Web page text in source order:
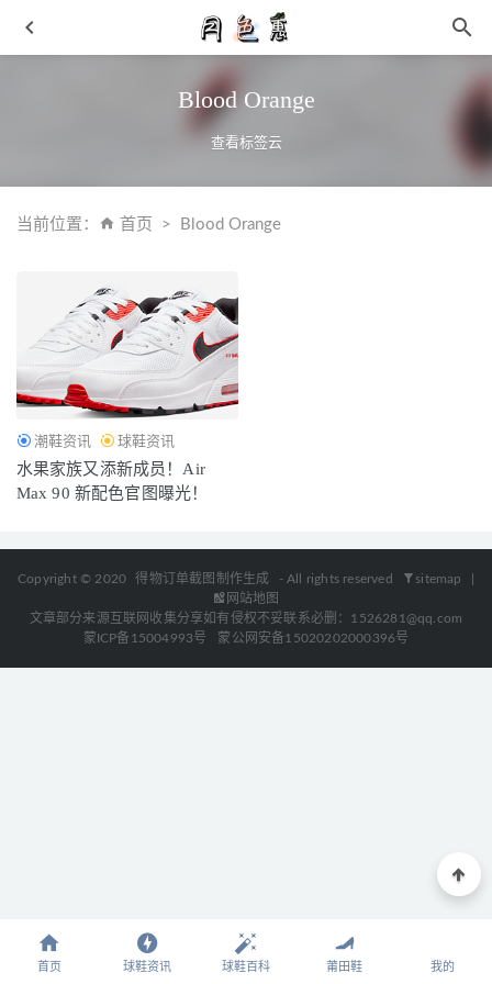
Blood Orange
查看标签云
当前位置： 首页 Blood Orange
潮鞋资讯 球鞋资讯
水果家族又添新成员！Air
Max 90 新配色官图曝光！
Copyright © 2020 得物订单截图制作生成 - All rights reserved sitemap
网站地图
文章部分来源互联网收集分享如有侵权不妥联系必删：1526281@qq.com
蒙ICP备15004993号
蒙公网安备15020202000396号
香槟色和这些颜色搭配最和谐 香槟色是非常显气质的颜色
2019-06-20
Diadora 迪亚多纳 x Qias Omar 联名 Bay 2 LA 鞋款系列发售
2021-06-12
得物APP订单截图可以用来怎么做，得物平台核心优势是什
么 2025-08-07
闪电倒钩 AJ1 新图曝光！网友：有一点我不满意！！！
首页 球鞋资讯 球鞋百科 莆田鞋 我的